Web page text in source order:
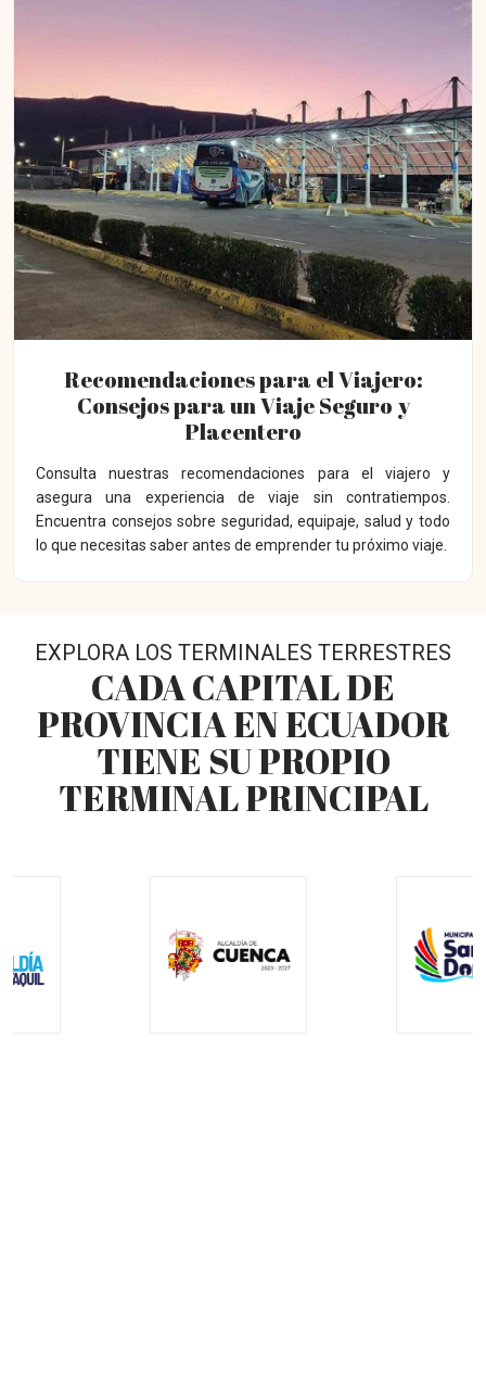
Recomendaciones para el Viajero:
Consejos para un Viaje Seguro y
Placentero
Consulta nuestras recomendaciones para el viajero y
asegura una experiencia de viaje sin contratiempos.
Encuentra consejos sobre seguridad, equipaje, salud y todo
lo que necesitas saber antes de emprender tu próximo viaje.
EXPLORA LOS TERMINALES TERRESTRES
CADA CAPITAL DE
PROVINCIA EN ECUADOR
TIENE SU PROPIO
TERMINAL PRINCIPAL